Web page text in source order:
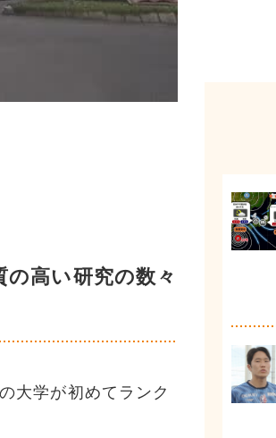
高い研究の数々
大学が初めてランク